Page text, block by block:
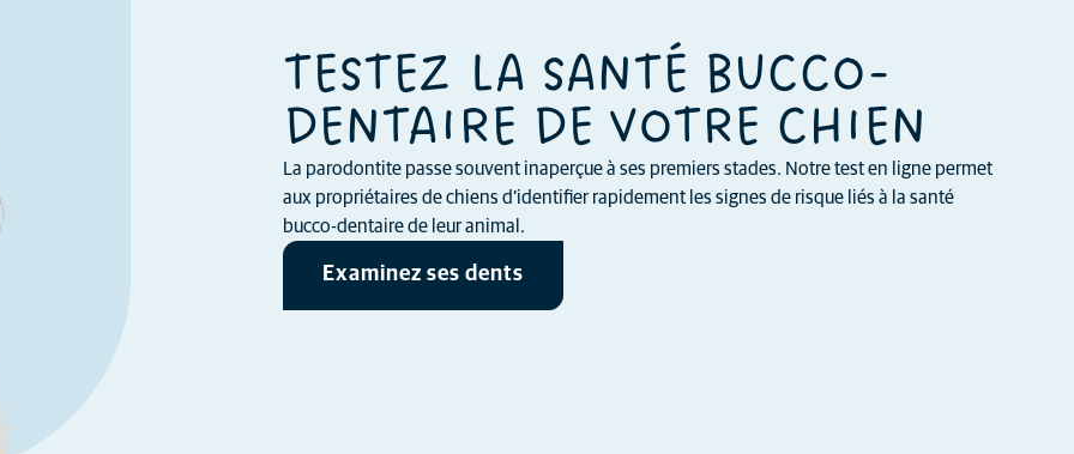
TESTEZ LA SANTÉ BUCCO-
DENTAIRE DE VOTRE CHIEN
La parodontite passe souvent inaperçue à ses premiers stades. Notre test en ligne permet
aux propriétaires de chiens d’identifier rapidement les signes de risque liés à la santé
bucco-dentaire de leur animal.
Examinez ses dents